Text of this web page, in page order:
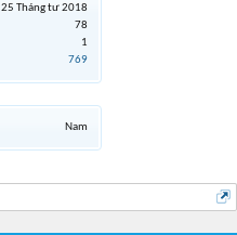
25 Tháng tư 2018
78
1
769
Nam